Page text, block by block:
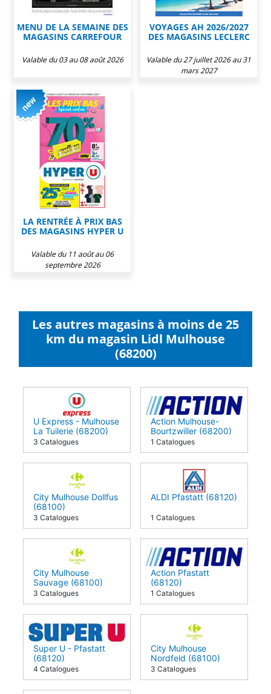
MENU DE LA SEMAINE DES
MAGASINS CARREFOUR
Valable du 03 au 08 août 2026
VOYAGES AH 2026/2027
DES MAGASINS LECLERC
Valable du 27 juillet 2026 au 31
mars 2027
LA RENTRÉE À PRIX BAS
DES MAGASINS HYPER U
Valable du 11 août au 06
septembre 2026
Les autres magasins à moins de 25
km du magasin Lidl Mulhouse
(68200)
U Express - Mulhouse
La Tuilerie (68200)
3 Catalogues
Action Mulhouse-
Bourtzwiller (68200)
1 Catalogues
City Mulhouse Dollfus
(68100)
3 Catalogues
ALDI Pfastatt (68120)
1 Catalogues
City Mulhouse
Sauvage (68100)
3 Catalogues
Action Pfastatt
(68120)
1 Catalogues
Super U - Pfastatt
(68120)
4 Catalogues
City Mulhouse
Nordfeld (68100)
3 Catalogues